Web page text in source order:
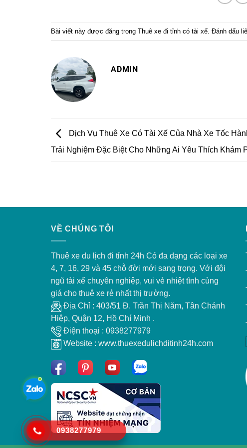
Bài viết này được đăng trong Thuê xe đi tỉnh có tài xế . Đánh dấu
ADMIN
Dịch Vụ Thuê Xe Có Tài Xế Của Nhà Xe Tốc
Trải Nghiệm Đặc Biệt Cho Những Ai Yêu Thích Khám
VỀ CHÚNG TÔI
Thuê xe du lịch đi tỉnh 24h Có đa dạng các loại xe
4, 7, 16, 29 và 45 chỗ đời mới sang trọng. Với đội
ngũ tài xế chuyên nghiệp, vui vẻ nhiệt tình cùng
giá cho thuê xe rẻ nhất thị trường.
Địa Chỉ : 403/51 Đ. Trần Thị Năm, Tân Chánh
Hiệp, Quận 12, Hồ Chí Minh .
Điện thoại : 0938277979
Website : www.thuexedulichditinh24h.com
0938277979